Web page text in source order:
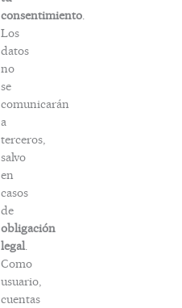
consentimiento
Los
datos
no
se
comunicarán
a
terceros,
salvo
en
casos
de
obligación
legal
Como
usuario,
cuentas